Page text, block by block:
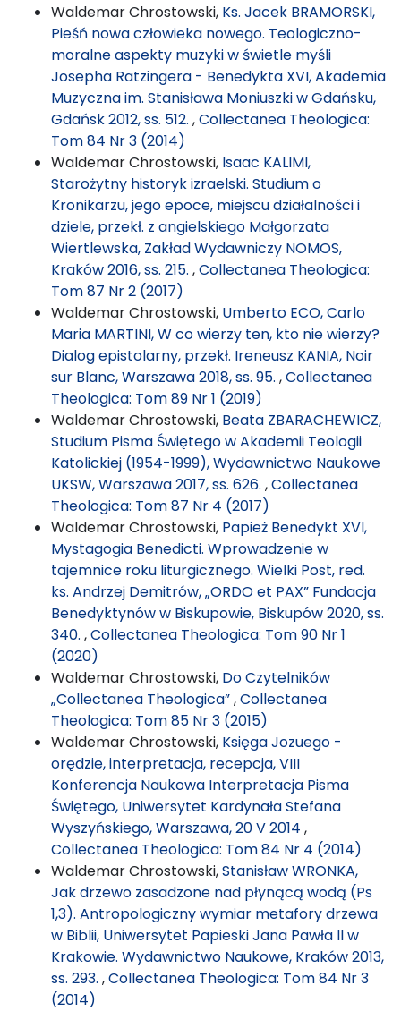
Waldemar Chrostowski, Ks. Jacek BRAMORSKI,
Pieśń nowa człowieka nowego. Teologiczno-
moralne aspekty muzyki w świetle myśli
Josepha Ratzingera - Benedykta XVI, Akademia
Muzyczna im. Stanisława Moniuszki w Gdańsku,
Gdańsk 2012, ss. 512. ,Collectanea Theologica:
Tom 84 Nr 3 (2014)
Waldemar Chrostowski, Isaac KALIMI,
Starożytny historyk izraelski. Studium o
Kronikarzu, jego epoce, miejscu działalności i
dziele, przekł. z angielskiego Małgorzata
Wiertlewska, Zakład Wydawniczy NOMOS,
Kraków 2016, ss. 215. ,Collectanea Theologica:
Tom 87 Nr 2 (2017)
Waldemar Chrostowski, Umberto ECO, Carlo
Maria MARTINI, W co wierzy ten, kto nie wierzy?
Dialog epistolarny, przekł. Ireneusz KANIA, Noir
sur Blanc, Warszawa 2018, ss. 95. ,Collectanea
Theologica: Tom 89 Nr 1 (2019)
Waldemar Chrostowski, Beata ZBARACHEWICZ,
Studium Pisma Świętego w Akademii Teologii
Katolickiej (1954-1999), Wydawnictwo Naukowe
UKSW, Warszawa 2017, ss. 626. ,Collectanea
Theologica: Tom 87 Nr 4 (2017)
Waldemar Chrostowski, Papież Benedykt XVI,
Mystagogia Benedicti. Wprowadzenie w
tajemnice roku liturgicznego. Wielki Post, red.
ks. Andrzej Demitrów, „ORDO et PAX” Fundacja
Benedyktynów w Biskupowie, Biskupów 2020, ss.
340. ,Collectanea Theologica: Tom 90 Nr 1
(2020)
Waldemar Chrostowski, Do Czytelników
„Collectanea Theologica”,Collectanea
Theologica: Tom 85 Nr 3 (2015)
Waldemar Chrostowski, Księga Jozuego -
orędzie, interpretacja, recepcja, VIII
Konferencja Naukowa Interpretacja Pisma
Świętego, Uniwersytet Kardynała Stefana
Wyszyńskiego, Warszawa, 20 V 2014 ,
Collectanea Theologica: Tom 84 Nr 4 (2014)
Waldemar Chrostowski,Stanisław WRONKA,
Jak drzewo zasadzone nad płynącą wodą (Ps
1,3). Antropologiczny wymiar metafory drzewa
w Biblii, Uniwersytet Papieski Jana Pawła II w
Krakowie. Wydawnictwo Naukowe, Kraków 2013,
ss. 293. ,Collectanea Theologica: Tom 84 Nr 3
(2014)